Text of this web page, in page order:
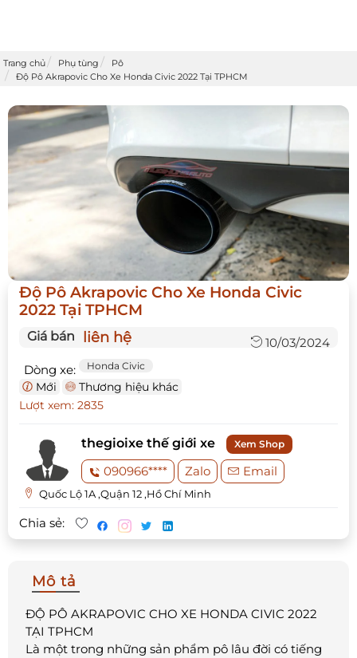
Trang chủ Phụ tùng
Pô
Độ Pô Akrapovic Cho Xe Honda Civic 2022 Tại TPHCM
Độ Pô Akrapovic Cho Xe Honda Civic
2022 Tại TPHCM
10/03/2024
Giá bán liên hệ
Dòng xe: Honda Civic
Mới
Thương hiệu khác
Lượt xem: 2835
thegioixe thế giới xe Xem Shop
090966**** Zalo Email
Quốc Lộ 1A ,Quận 12 ,Hồ Chí Minh
Chia sẻ:
Mô tả
ĐỘ PÔ AKRAPOVIC CHO XE HONDA CIVIC 2022
TẠI TPHCM
Là một trong những sản phẩm pô lâu đời có tiếng